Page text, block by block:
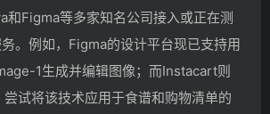
和Figma等多家知名公司接入或正在测
。例如，Figma的设计平台现已支持用
1生成并编辑图像；而Instacart则
试将该技术应用于食谱和购物清单的